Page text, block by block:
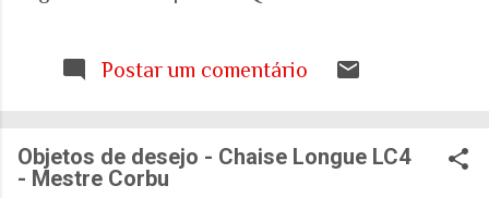
visão (e experiência) das mulheres sobre o que é
acadêmicos e governamentais recentes para
entender mais sobre a realidade. É mesmo
Postar um comentário
Objetos de desejo - Chaise Longue LC4
- Mestre Corbu